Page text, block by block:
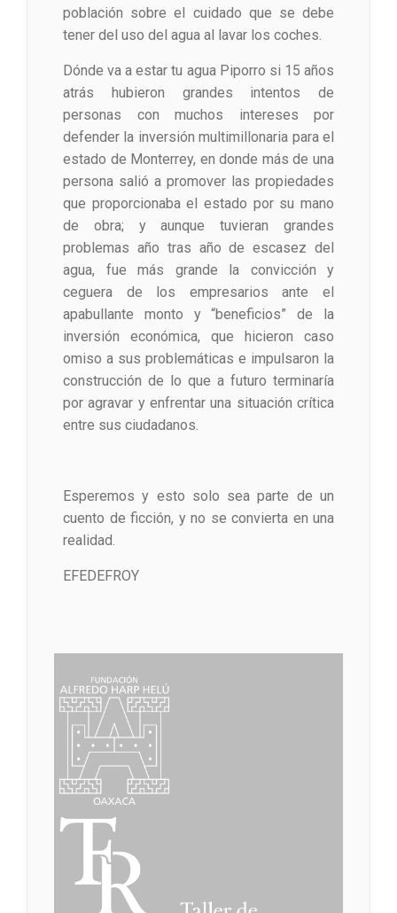
población sobre el cuidado que se debe
tener del uso del agua al lavar los coches.
Dónde va a estar tu agua Piporro si 15 años
atrás hubieron grandes intentos de
personas con muchos intereses por
defender la inversión multimillonaria para el
estado de Monterrey, en donde más de una
persona salió a promover las propiedades
que proporcionaba el estado por su mano
de obra; y aunque tuvieran grandes
problemas año tras año de escasez del
agua, fue más grande la convicción y
ceguera de los empresarios ante el
apabullante monto y “beneficios” de la
inversión económica, que hicieron caso
omiso a sus problemáticas e impulsaron la
construcción de lo que a futuro terminaría
por agravar y enfrentar una situación crítica
entre sus ciudadanos.
Esperemos y esto solo sea parte de un
cuento de ficción, y no se convierta en una
realidad.
EFEDEFROY